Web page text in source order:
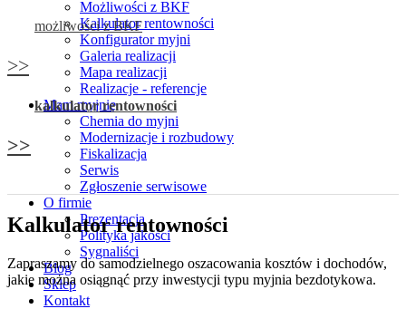
Możliwości z BKF
Kalkulator rentowności
Konfigurator myjni
Galeria realizacji
Mapa realizacji
Realizacje - referencje
Mam myjnię
Chemia do myjni
Modernizacje i rozbudowy
Fiskalizacja
Serwis
Zgłoszenie serwisowe
O firmie
Prezentacja
Polityka jakości
Sygnaliści
Blog
Sklep
Kontakt
możliwości z BKF
>>
kalkulator rentowności
>>
Kalkulator rentowności
Zapraszamy do samodzielnego oszacowania kosztów i dochodów,
jakie można osiągnąć przy inwestycji typu myjnia bezdotykowa.